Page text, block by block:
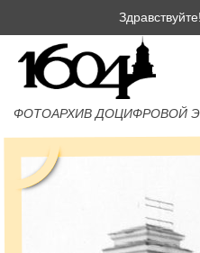
ФОТОАРХИВ ДОЦИФРОВОЙ